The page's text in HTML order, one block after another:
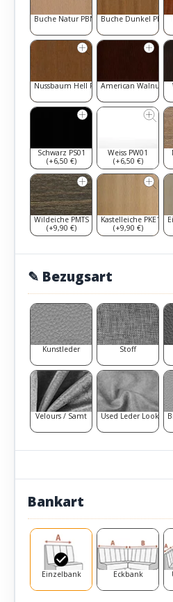
Buche Natur PBN1 Buche Dunkel PBD1
Nussbaum Hell PNH1American Walnut
Schwarz PS01
(+6,50 €)
Weiss PW01
(+6,50 €)
Wildeiche PMTS
(+9,90 €)
Kastelleiche PKE1
(+9,90 €)
✎ Bezugsart
Kunstleder Stoff
Velours / Samt Used Leder Look
Bankart
Einzelbank Eckbank